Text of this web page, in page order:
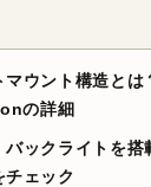
マウント構造と
の詳細
バックライトを搭
チェック